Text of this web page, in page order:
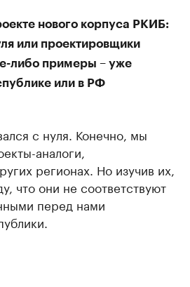
нового корпуса РКИБ:
или проектировщики
либо примеры – уже
или в РФ
с нуля. Конечно, мы
аналоги,
регионах. Но изучив их,
что они не соответствуют
перед нами